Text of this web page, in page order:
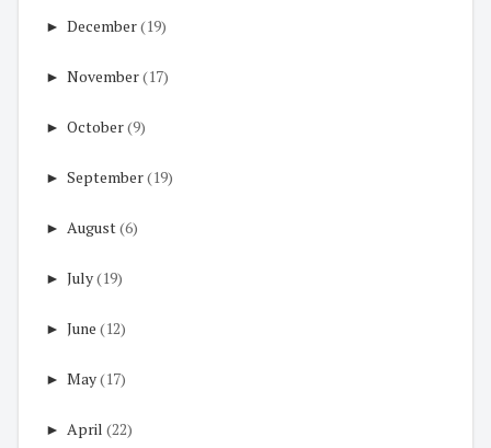
► December(19)
► November(17)
► October(9)
► September(19)
► August(6)
► July(19)
► June (12)
► May(17)
► April (22)